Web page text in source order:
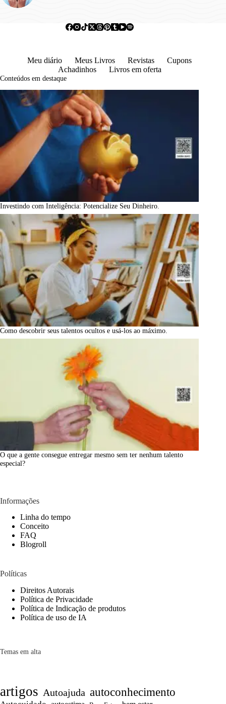
Meu diário Meus Livros Revistas
Cupons
Achadinhos
Livros em oferta
Conteúdos em destaque
Investindo com Inteligência: Potencialize Seu Dinheiro.
Como descobrir seus talentos ocultos e usá-los ao máximo.
O que a gente consegue entregar mesmo sem ter nenhum talento
especial?
Informações
Linha do tempo
Conceito
FAQ
Blogroll
Políticas
Direitos Autorais
Política de Privacidade
Política de Indicação de produtos
Política de uso de IA
Temas em alta
artigos Autoajuda autoconhecimento